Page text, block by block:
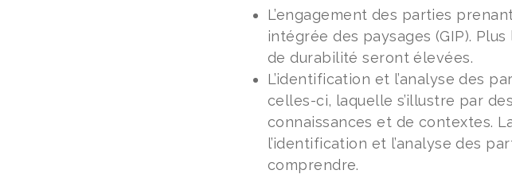
L’engagement des parties
intégrée des paysages (GIP).
de durabilité seront élevées.
L’identification et l’analyse des
celles-ci, laquelle s’illustre par
connaissances et de contextes.
l’identification et l’analyse des
comprendre.